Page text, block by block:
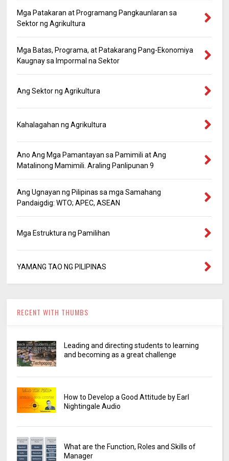
Mga Patakaran at Programang Pangkaunlaran sa
Sektor ng Agrikultura
Mga Batas, Programa, at Patakarang Pang-Ekonomiya
Kaugnay sa Impormal na Sektor
Ang Sektor ng Agrikultura
Kahalagahan ng Agrikultura
Ano Ang Mga Pamantayan sa Pamimili at Ang
Matalinong Mamimili. Araling Panlipunan 9
Ang Ugnayan ng Pilipinas sa mga Samahang
Pandaigdig: WTO; APEC, ASEAN
Mga Estruktura ng Pamilihan
YAMANG TAO NG PILIPINAS
RECENT WITH THUMBS
Leading and directing students to learning
and becoming as a great challenge
How to Develop a Good Attitude by Earl
Nightingale Audio
What are the Function, Roles and Skills of
Manager